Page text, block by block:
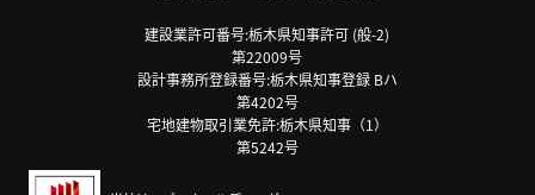
建設業許可番号:栃木県知事許可 (般-2)
第22009号
設計事務所登録番号:栃木県知事登録 Bハ
第4202号
宅地建物取引業免許:栃木県知事（1）
第5242号